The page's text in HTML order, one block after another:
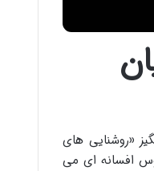
«روشنایی های
افسانه ای می